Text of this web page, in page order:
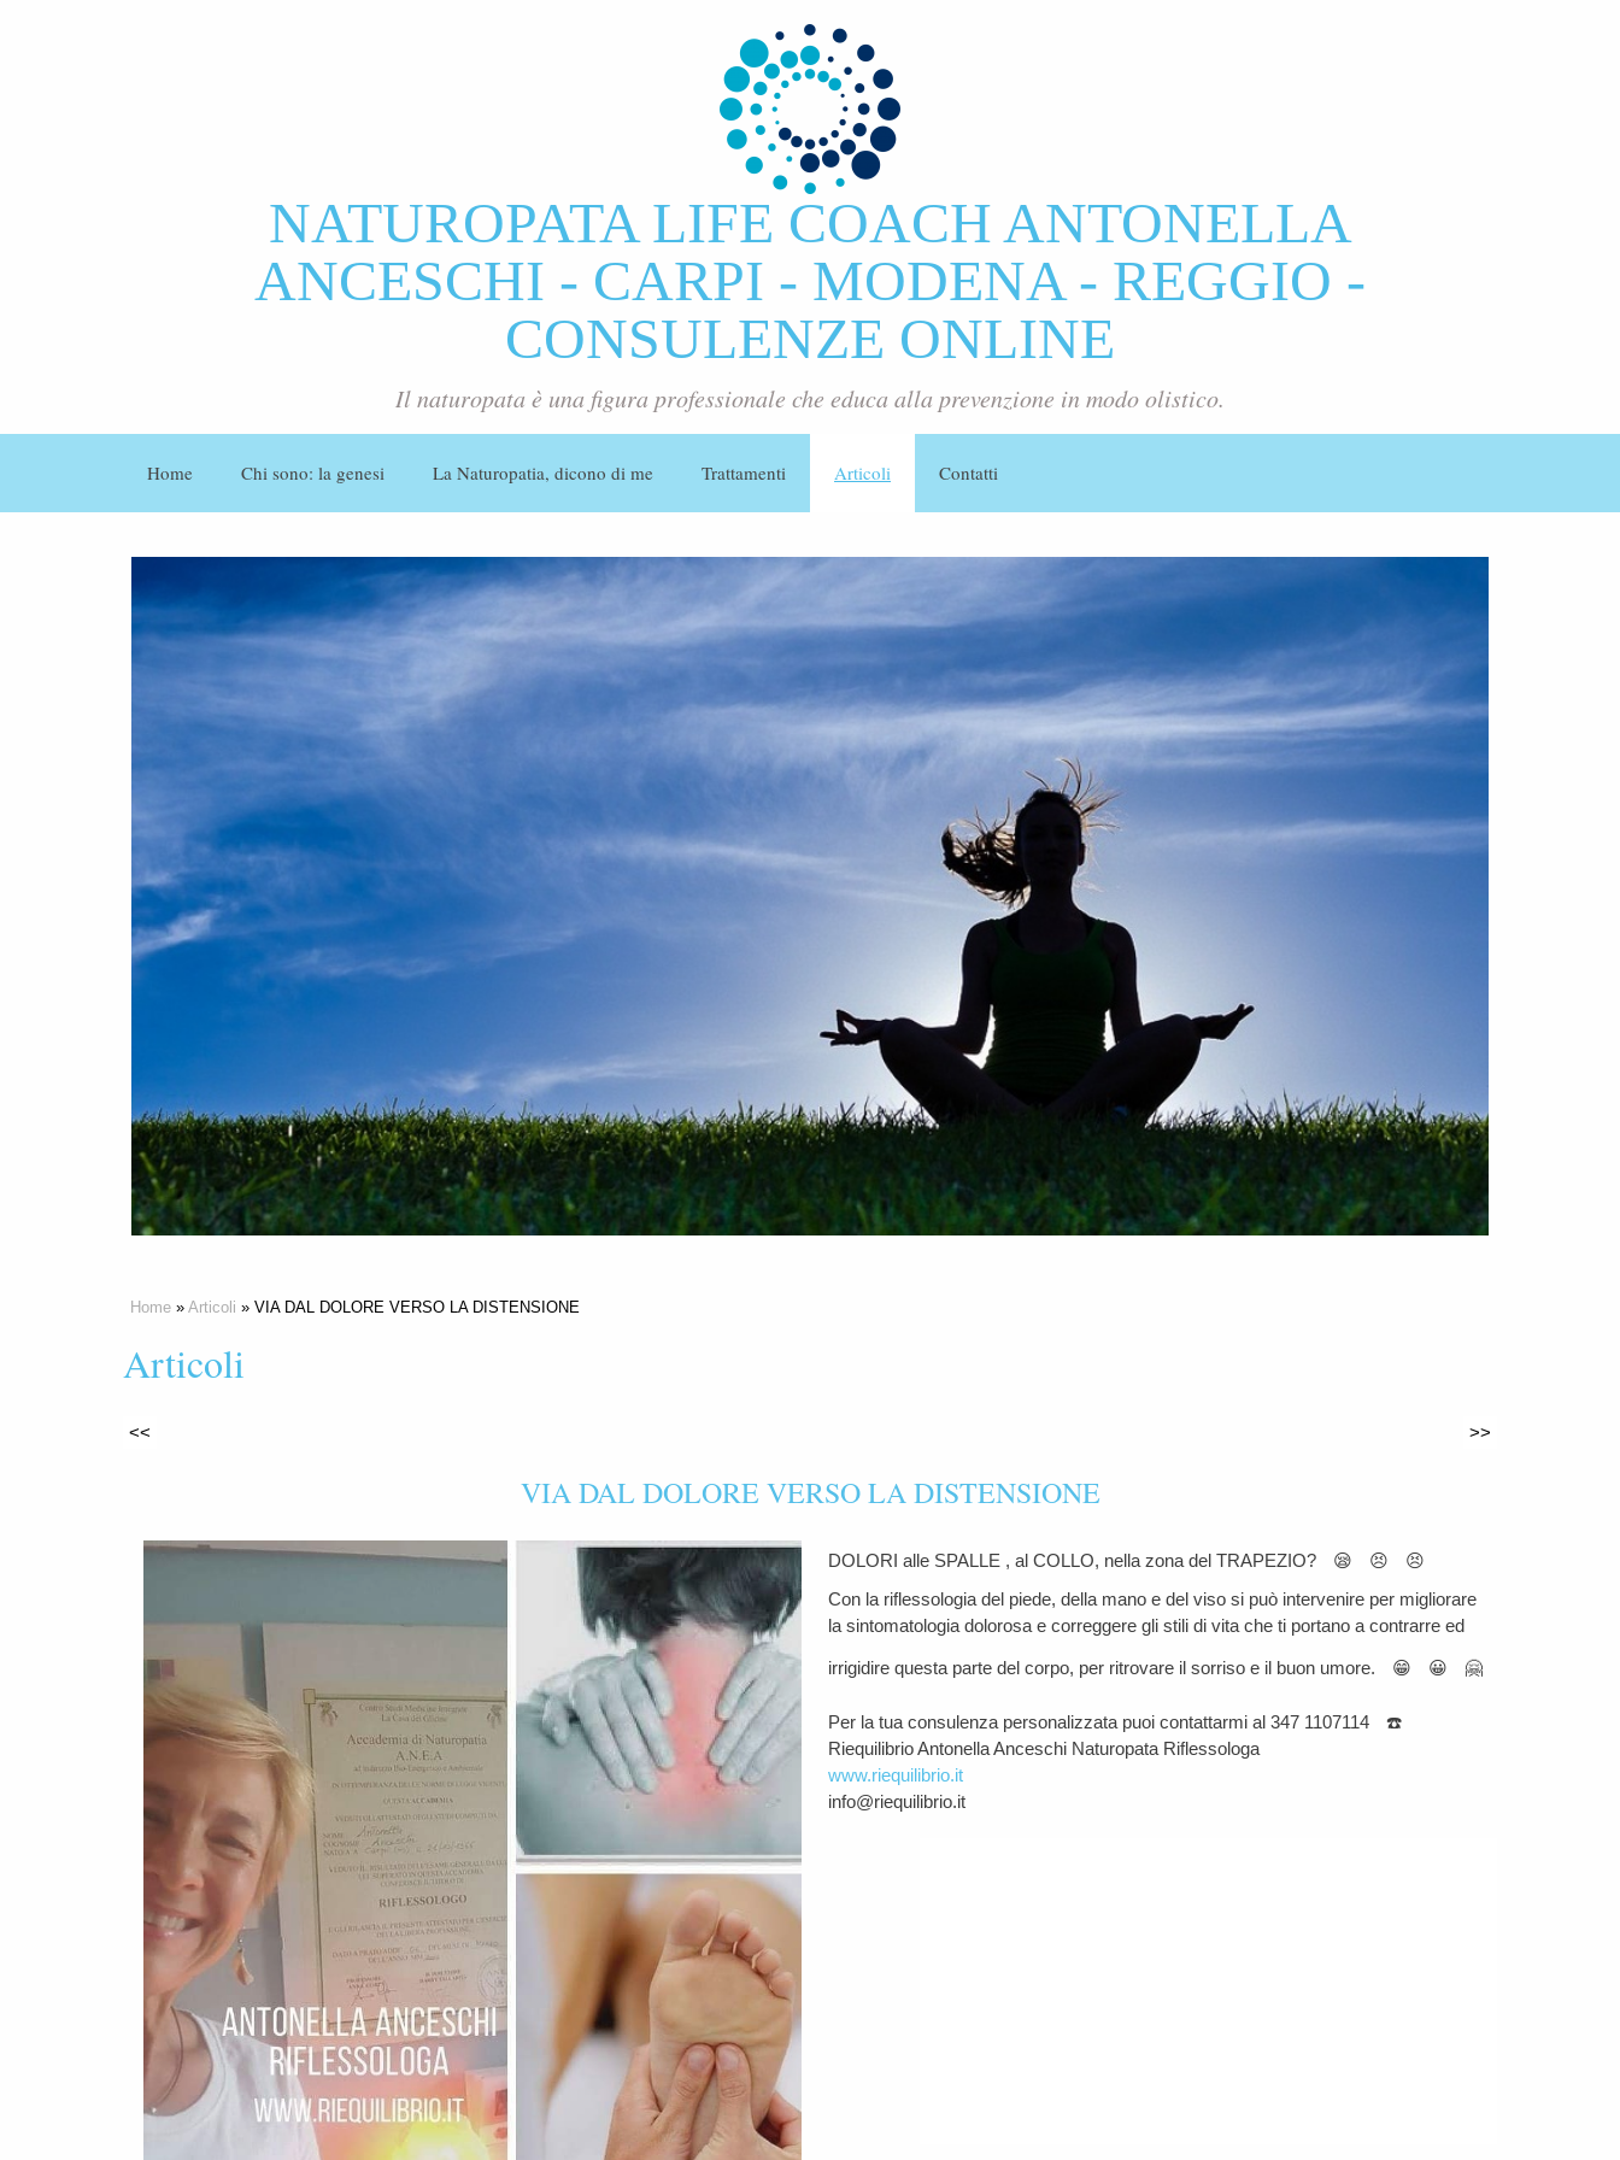
NATUROPATA LIFE COACH ANTONELLA
ANCESCHI - CARPI - MODENA - REGGIO -
CONSULENZE ONLINE
Il naturopata è una figura professionale che educa alla prevenzione in modo olistico.
Home Chi sono: la genesi La Naturopatia, dicono di me Trattamenti Articoli Contatti
Home » Articoli » VIA DAL DOLORE VERSO LA DISTENSIONE
Articoli
<< >>
VIA DAL DOLORE VERSO LA DISTENSIONE
DOLORI alle SPALLE , al COLLO, nella zona del TRAPEZIO? 😪 😣
😣
Con la riflessologia del piede, della mano e del viso si può intervenire per migliorare
la sintomatologia dolorosa e correggere gli stili di vita che ti portano a contrarre ed
irrigidire questa parte del corpo, per ritrovare il sorriso e il buon umore. 😁 😀 🤗
Per la tua consulenza personalizzata puoi contattarmi al 347 1107114
☎️
Riequilibrio Antonella Anceschi Naturopata Riflessologa
www.riequilibrio.it
info@riequilibrio.it